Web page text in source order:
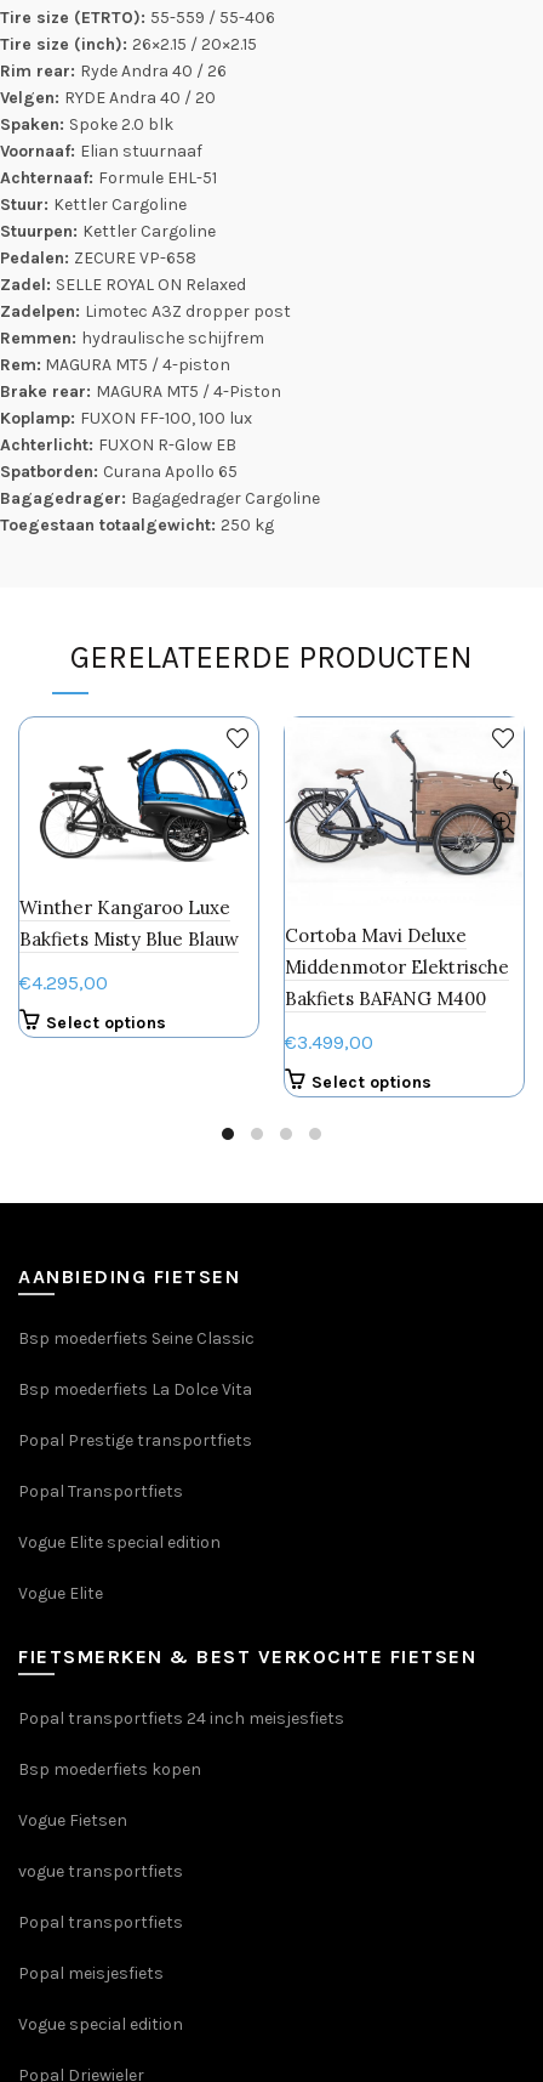
Tire size (ETRTO): 55-559 / 55-406
Tire size (inch): 26×2.15 / 20×2.15
Rim rear: Ryde Andra 40 / 26
Velgen: RYDE Andra 40 / 20
Spaken: Spoke 2.0 blk
Voornaaf: Elian stuurnaaf
Achternaaf: Formule EHL-51
Stuur: Kettler Cargoline
Stuurpen: Kettler Cargoline
Pedalen: ZECURE VP-658
Zadel: SELLE ROYAL ON Relaxed
Zadelpen: Limotec A3Z dropper post
Remmen: hydraulische schijfrem
Rem: MAGURA MT5 / 4-piston
Brake rear: MAGURA MT5 / 4-Piston
Koplamp: FUXON FF-100, 100 lux
Achterlicht: FUXON R-Glow EB
Spatborden: Curana Apollo 65
Bagagedrager: Bagagedrager Cargoline
Toegestaan totaalgewicht: 250 kg
GERELATEERDE PRODUCTEN
Winther Kangaroo Luxe
Bakfiets Misty Blue Blauw
€4.295,00
Select options
Cortoba Mavi Deluxe
Middenmotor Elektrische
Bakfiets BAFANG M400
€3.499,00
Select options
AANBIEDING FIETSEN
Bsp moederfiets Seine Classic
Bsp moederfiets La Dolce Vita
Popal Prestige transportfiets
Popal Transportfiets
Vogue Elite special edition
Vogue Elite
FIETSMERKEN & BEST VERKOCHTE FIETSEN
Popal transportfiets 24 inch meisjesfiets
Bsp moederfiets kopen
Vogue Fietsen
vogue transportfiets
Popal transportfiets
Popal meisjesfiets
Vogue special edition
Popal Driewieler